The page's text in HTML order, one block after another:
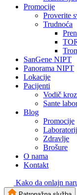
Promocije
Proverite
Trudnoća
SanGene NIPT
Panorama NIPT
Lokacije
Pacijenti
Vodič
Sante
Blog
Promocije
Zdravlje
Brošure
O nama
Kontakt
Kako da onlajn